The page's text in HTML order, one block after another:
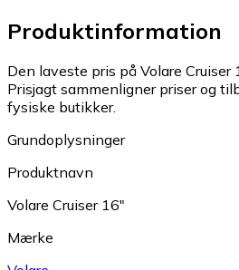
Produktinformation
Den laveste pris på Volare Cruiser
Prisjagt sammenligner priser og
fysiske butikker.
Grundoplysninger
Produktnavn
Volare Cruiser 16"
Mærke